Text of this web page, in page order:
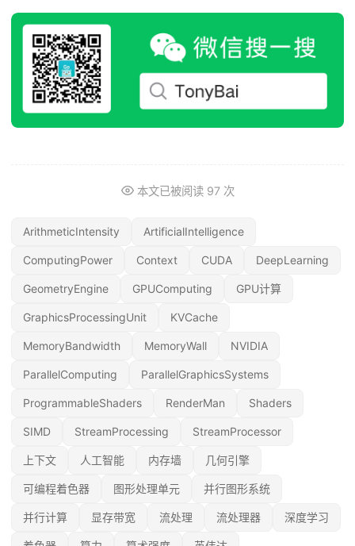
本文已被阅读 97次
ArithmeticIntensity ArtificialIntelligence
ComputingPower Context CUDA DeepLearning
GeometryEngine GPUComputing GPU计算
GraphicsProcessingUnit KVCache
MemoryBandwidth MemoryWall NVIDIA
ParallelComputing ParallelGraphicsSystems
ProgrammableShaders RenderMan Shaders
SIMD StreamProcessing StreamProcessor
上下文 人工智能 内存墙 几何引擎
可编程着色器 图形处理单元 并行图形系统
并行计算 显存带宽 流处理 流处理器 深度学习